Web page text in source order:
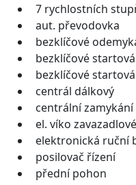
7 rychlostních
aut. převodovka
bezklíčové
bezklíčové
bezklíčové
centrál dálkový
centrální zamykání
el. víko
elektronická ruční
posilovač řízení
přední pohon